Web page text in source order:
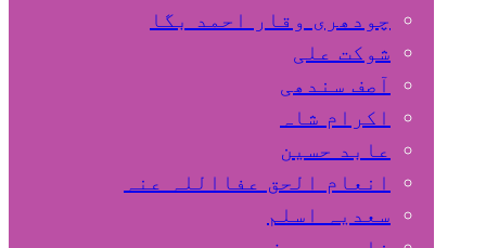
چودھری وقار احمد بگا
شوکت علی
آصف سندھی
اکرام شاہ
عابد حسین
انعام الحق عفااللہ عنہ
سعدیہ اسلم